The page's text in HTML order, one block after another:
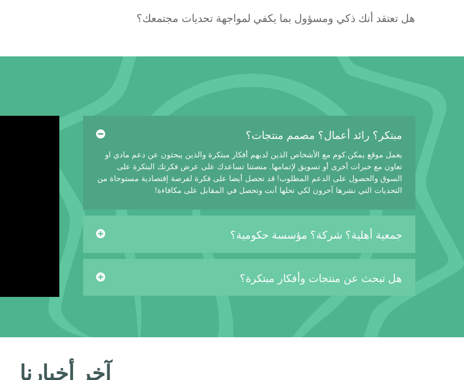
هل تعتقد أنك ذكي ومسؤول بما يكفي لمواجهة تحديات مجتمعك؟
مبتكر؟ رائد أعمال؟ مصمم منتجات؟
يعمل موقع يمكن.كوم مع الأشخاص الذين لديهم أفكار مبتكرة والذين يبحثون عن دعم مادي او
تعاون مع خبرات أخرى أو تسويق لإتمامها. منصتنا تساعدك على عرض فكرتك البتكرة على
السوق والحصول على الدعم المطلوب! قد تحصل أيضا على فكرة لفرصة إقتصادية مستوحاة من
التحديات التي نشرها آخرون لكي تحلها أنت وتحصل في المقابل على مكافاءة!
جمعية أهلية؟ شركة؟ مؤسسة حكومية؟
هل تبحث عن منتجات وأفكار مبتكرة؟
آخر أخبارنا